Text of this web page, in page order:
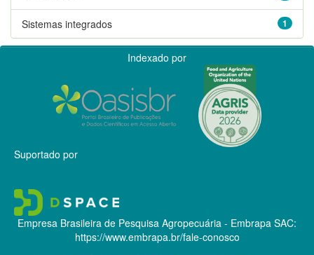
1
Sistemas integrados
Indexado por
Suportado por
Empresa Brasileira de Pesquisa Agropecuária - Embrapa SAC:
https://www.embrapa.br/fale-conosco